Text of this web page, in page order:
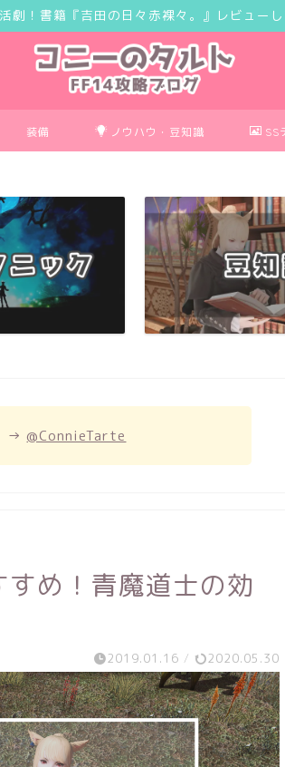
劇！書籍『吉田の日々赤裸々。』レビュー
装備 ノウハウ・豆知識 SS
→ @ConnieTarte
すめ！青魔道士の効
2019.01.16 / 2020.05.30